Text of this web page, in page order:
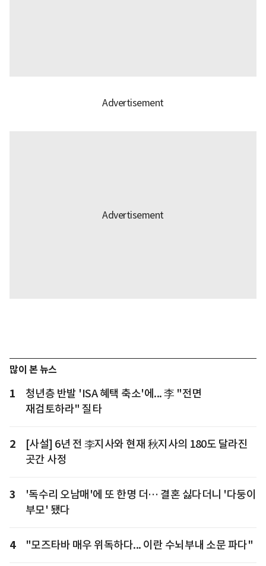
많이 본 뉴스
1
청년층 반발 'ISA 혜택 축소'에... 李 "전면
재검토하라" 질타
2
[사설] 6년 전 李지사와 현재 秋지사의 180도 달라진
곳간 사정
3
'독수리 오남매'에 또 한명 더… 결혼 싫다더니 '다둥이
부모' 됐다
4 "모즈타바 매우 위독하다... 이란 수뇌부내 소문 파다"